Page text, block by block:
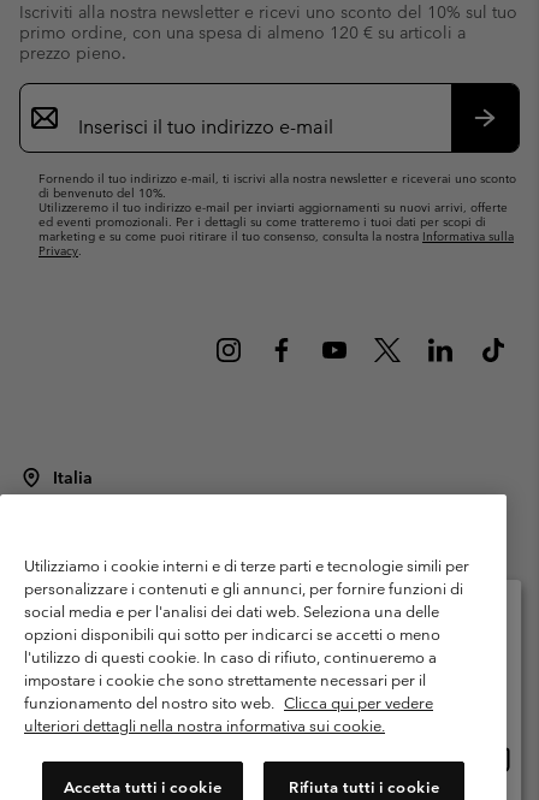
Iscriviti alla nostra newsletter e ricevi uno sconto del 10% sul tuo
primo ordine, con una spesa di almeno 120 € su articoli a
prezzo pieno.
Iscrizione
e-
mail
Fornendo il tuo indirizzo e-mail, ti iscrivi alla nostra newsletter e riceverai uno sconto
di benvenuto del 10%.
Utilizzeremo il tuo indirizzo e-mail per inviarti aggiornamenti su nuovi arrivi, offerte
ed eventi promozionali. Per i dettagli su come tratteremo i tuoi dati per scopi di
marketing e su come puoi ritirare il tuo consenso, consulta la nostra Informativa sulla
Privacy.
Italia
Termini di utilizzo
Condizioni Generali di Venditaa
Garanzia
Politica sulla privacy
Termini e condizioni del programma di membership
Condizioni di utilizzo dei contenuti generati dagli utenti
Impressum
Cookies
Public CBCR
Servizio clienti: Lun. - ven. 9:00 - 13:00 & 14:00- 18:00
(+)390694804176
Utilizziamo i cookie interni e di terze parti e tecnologie simili per
personalizzare i contenuti e gli annunci, per fornire funzioni di
social media e per l'analisi dei dati web. Seleziona una delle
opzioni disponibili qui sotto per indicarci se accetti o meno
l'utilizzo di questi cookie. In caso di rifiuto, continueremo a
impostare i cookie che sono strettamente necessari per il
funzionamento del nostro sito web. Clicca qui per vedere
ulteriori dettagli nella nostra informativa sui cookie.
Accetta tutti i cookie Rifiuta tutti i cookie
Seleziona il paese di spedizione e la lingua
Shopping online disponibile
online